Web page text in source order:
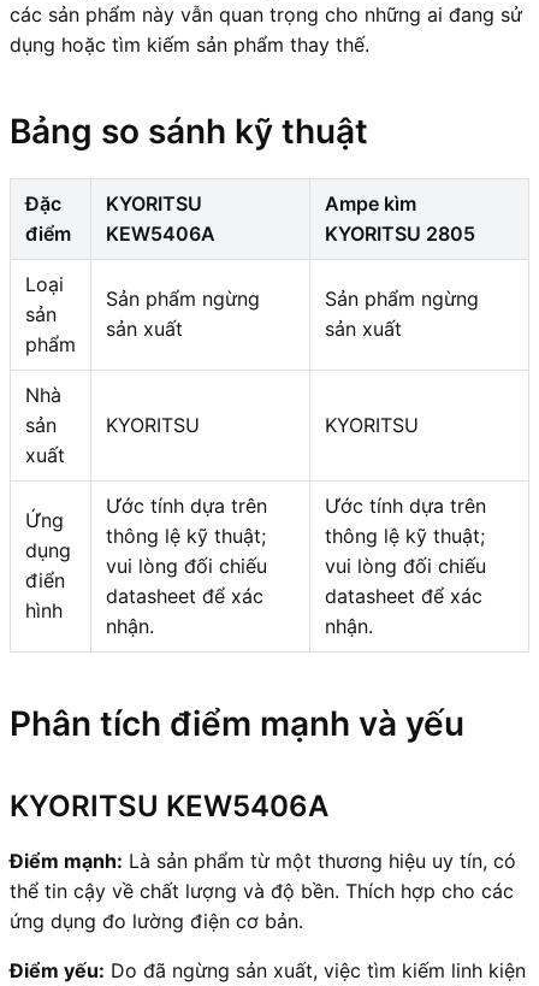
các sản phẩm này vẫn quan trọng cho những ai đang sử
dụng hoặc tìm kiếm sản phẩm thay thế.
Bảng so sánh kỹ thuật
Đặc
điểm
KYORITSU
KEW5406A
Ampe kìm
KYORITSU 2805
Loại
sản
phẩm
Sản phẩm ngừng
sản xuất
Sản phẩm ngừng
sản xuất
Nhà
sản
xuất
KYORITSU KYORITSU
Ứng
dụng
điển
hình
Ước tính dựa trên
thông lệ kỹ thuật;
vui lòng đối chiếu
datasheet để xác
nhận.
Ước tính dựa trên
thông lệ kỹ thuật;
vui lòng đối chiếu
datasheet để xác
nhận.
Phân tích điểm mạnh và yếu
KYORITSU KEW5406A
Điểm mạnh: Là sản phẩm từ một thương hiệu uy tín, có
thể tin cậy về chất lượng và độ bền. Thích hợp cho các
ứng dụng đo lường điện cơ bản.
Điểm yếu: Do đã ngừng sản xuất, việc tìm kiếm linh kiện